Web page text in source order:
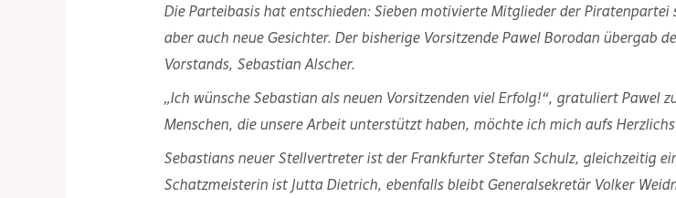
Die Parteibasis hat entschieden: Sieben motivierte Mitglieder der
aber auch neue Gesichter. Der bisherige Vorsitzende Pawel Borodan übergab
Vorstands, Sebastian Alscher.
„Ich wünsche Sebastian als neuen Vorsitzenden viel Erfolg!“, gratuliert Pawel
Menschen, die unsere Arbeit unterstützt haben, möchte ich mich aufs
Sebastians neuer Stellvertreter ist der Frankfurter Stefan Schulz, gleichzeitig
Schatzmeisterin ist Jutta Dietrich, ebenfalls bleibt Generalsekretär Volker